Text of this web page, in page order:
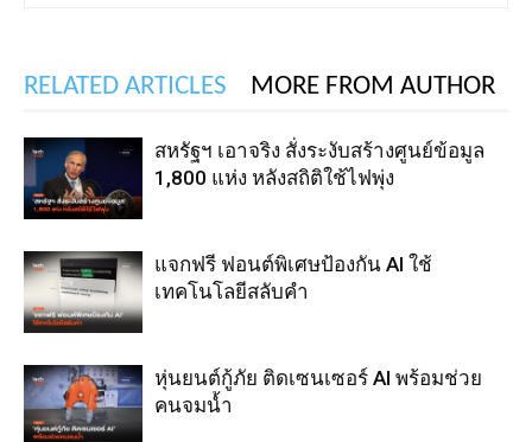
RELATED ARTICLES MORE FROM AUTHOR
สหรัฐฯ เอาจริง สั่งระงับสร้างศูนย์ข้อมูล
1,800 แห่ง หลังสถิติใช้ไฟพุ่ง
แจกฟรี ฟอนต์พิเศษป้องกัน AI ใช้
เทคโนโลยีสลับคำ
หุ่นยนต์กู้ภัย ติดเซนเซอร์ AI พร้อมช่วย
คนจมน้ำ